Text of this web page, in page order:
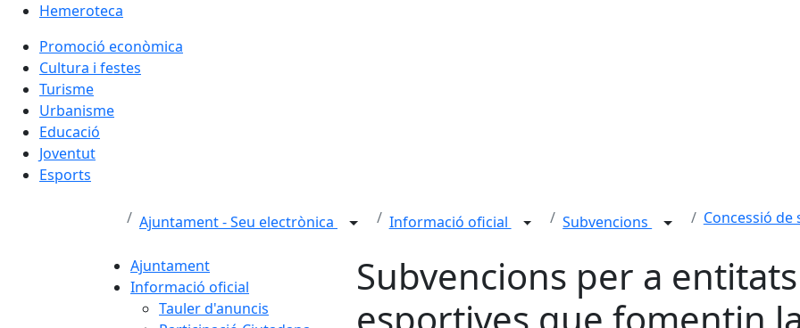
Hemeroteca
Promoció econòmica
Cultura i festes
Turisme
Urbanisme
Educació
Joventut
Esports
Ajuntament - Seu electrònica Informació oficial Subvencions Concessió de
Ajuntament
Informació oficial
Tauler d'anuncis
Subvencions per a entitats